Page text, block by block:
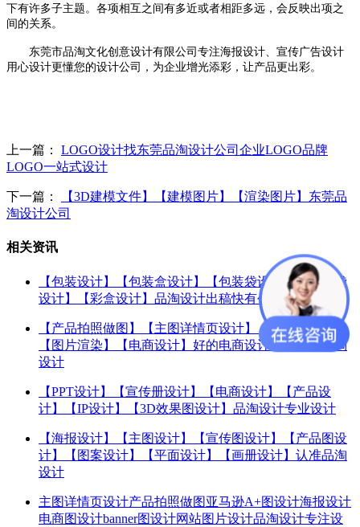
下有许多子主题。各项相互之间有多近或者相距多远，会反映出项之
间的关系。
东莞市品淘文化创意设计有限公司专注海报设计、宣传广告设计
用心设计更懂您的设计公司，为企业增光添彩，让产品更出彩。
上一篇： LOGO设计找东莞品淘设计公司企业LOGO品牌
LOGO一站式设计
下一篇：
【3D建模文件】【建模图片】【渲染图片】东莞品
淘设计公司
相关资讯
【包装设计】【包装盒设计】【包装袋设计】【食品袋
设计】【彩盒设计】品淘设计出稿快有创意
【产品拍照做图】【主图详情页设计】【图片精修】
【图片渲染】【电商设计】好的电商设计公司首选品淘
设计
【PPT设计】【宣传册设计】【电商设计】【产品设
计】【IP设计】【3D效果图设计】品淘设计专业设计
【海报设计】【主图设计】【宣传图设计】【产品图设
计】【图案设计】【平面设计】【画册设计】认准品淘
设计
主图详情页设计产品拍照做图亚马逊A+图设计海报设计
电商图设计banner图设计网站图片设计品淘设计专注设